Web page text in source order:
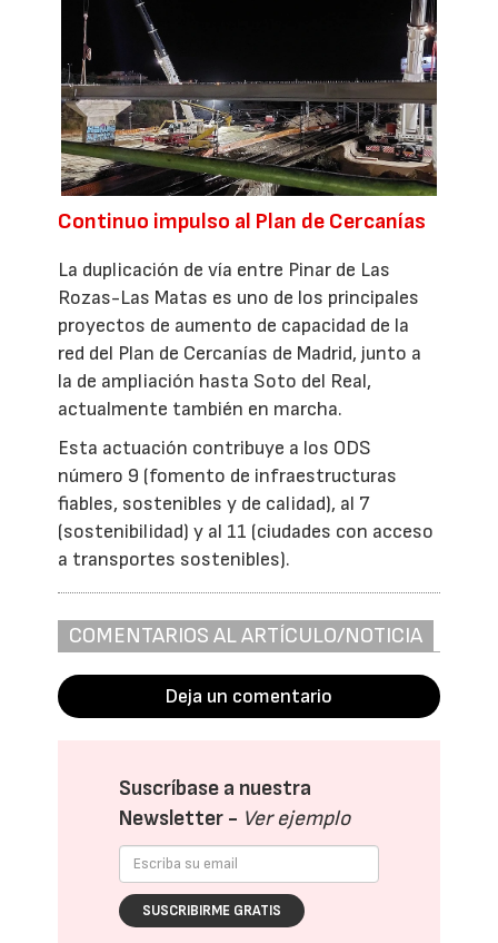
Continuo impulso al Plan de Cercanías
La duplicación de vía entre Pinar de Las
Rozas-Las Matas es uno de los principales
proyectos de aumento de capacidad de la
red del Plan de Cercanías de Madrid, junto a
la de ampliación hasta Soto del Real,
actualmente también en marcha.
Esta actuación contribuye a los ODS
número 9 (fomento de infraestructuras
fiables, sostenibles y de calidad), al 7
(sostenibilidad) y al 11 (ciudades con acceso
a transportes sostenibles).
COMENTARIOS AL ARTÍCULO/NOTICIA
Deja un comentario
Suscríbase a nuestra
Newsletter - Ver ejemplo
SUSCRIBIRME GRATIS